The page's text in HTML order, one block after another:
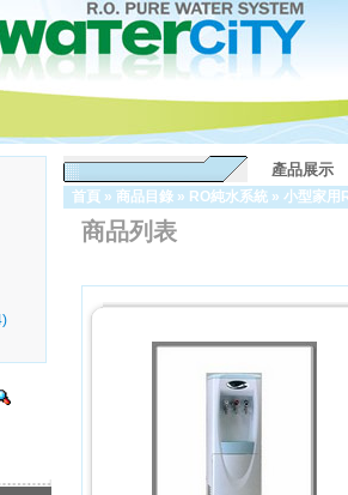
產品展示
首頁 » 商品目錄 » RO純水系統 » 小型家用
商品列表